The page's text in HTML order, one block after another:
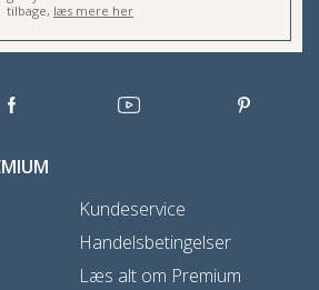
tilbage, læs mere her
Kundeservice
Handelsbetingelser
Læs alt om Premium